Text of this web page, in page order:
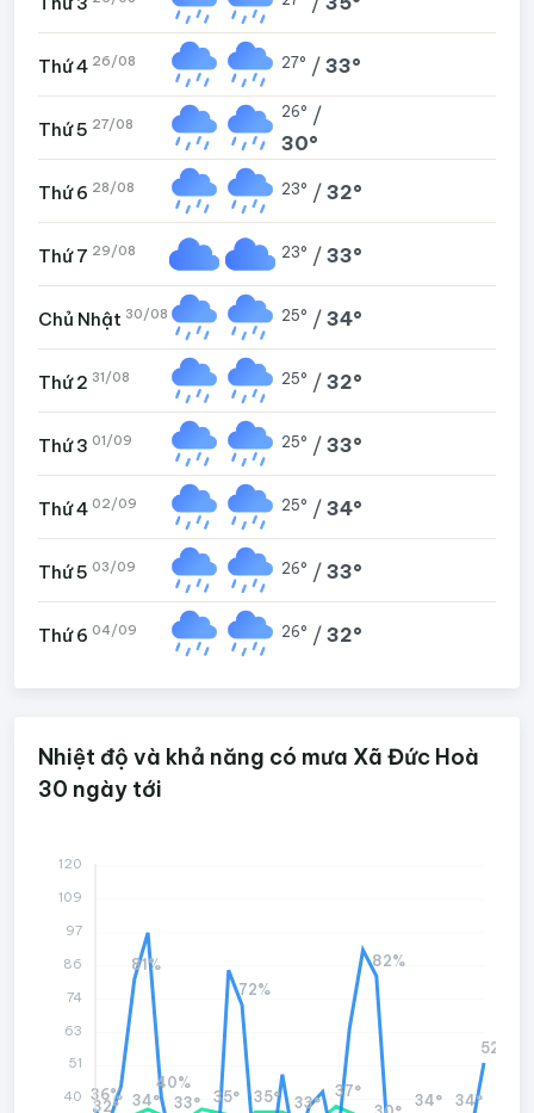
Thứ 4 26/08 27° / 33°
Thứ 5 27/08
26° /
30°
Thứ 6 28/08 23° / 32°
Thứ 7 29/08 23° / 33°
Chủ Nhật 30/08 25° / 34°
Thứ 2 31/08 25° / 32°
Thứ 3 01/09 25° / 33°
Thứ 4 02/09 25° / 34°
Thứ 5 03/09 26° / 33°
Thứ 6 04/09 26° / 32°
Nhiệt độ và khả năng có mưa Xã Đức Hoà
30 ngày tới
32° 34° 33° 35° 35° 33°
37°
34° 34°
36%
81%
40%
72%
82%
52%
120
109
97
86
74
63
51
40